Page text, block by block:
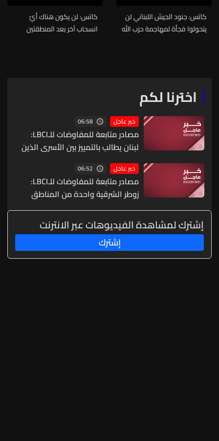
كاتس: جنود الجيش اللبناني لن
يتحولوا فجأة لمهاجمة حزب الله
كاتس: لن يكون هناك أيّ
انسحاب آخر بعد المنطقتين
اخترنا لكم
خبر عاجل 06:58
مصادر متابعة للمفاوضات للـLBCI:
لبنان يطالب بالتمييز بين الأسرى الذين
اعتُقلوا أثناء القتال والآخرين عند تفقد
منازلهم من وهؤلاء يفترض إطلاقهم
بسرعة
خبر عاجل 06:52
مصادر متابعة للمفاوضات للـLBCI:
زوطر الشرقية واحدة من المناطق
التجريبية المطروحة ولم يحصل بعد أي
تقدم من ضمن موضوع الأسرى
وإسرائيل تطرح مسألة اليهود اللبنانيين
الذين فقدوا في لبنان
إشترك لمشاهدة الفيديوهات عبر الانترنت
إشترك